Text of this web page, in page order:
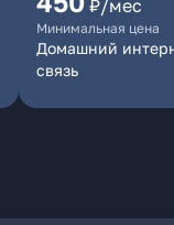
₽/мес
Минимальная цена
Домашний
связь